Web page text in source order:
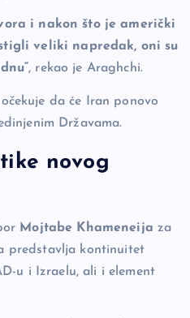
i nakon što je američki
veliki napredak, oni su
, rekao je Araghchi.
da će Iran ponovo
Državama.
novog
Mojtabe Khameneija za
predstavlja kontinuitet
u i Izraelu, ali i element